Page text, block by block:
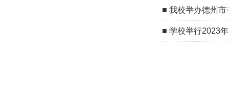
■ 我校举办德州
■ 学校举行2023